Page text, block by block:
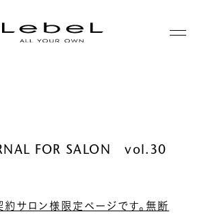
覧
FOR SALON vol.30
約サロン様限定ページです。無断